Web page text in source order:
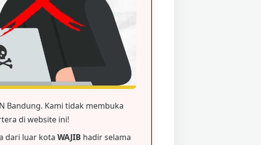
Bandung. Kami tidak membuka
di website ini!
dari luar kota WAJIB hadir selama